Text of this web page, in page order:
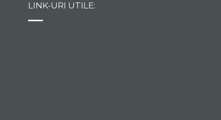
LINK-URI UTILE: